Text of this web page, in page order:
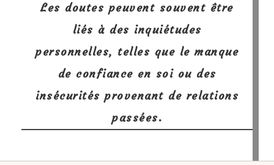
Les doutes peuvent souvent être
liés à des inquiétudes
personnelles, telles que le manque
de confiance en soi ou des
insécurités provenant de relations
passées.